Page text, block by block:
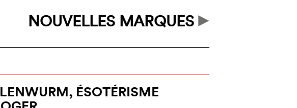
NOUVELLES MARQUES
ÉSOTÉRISME